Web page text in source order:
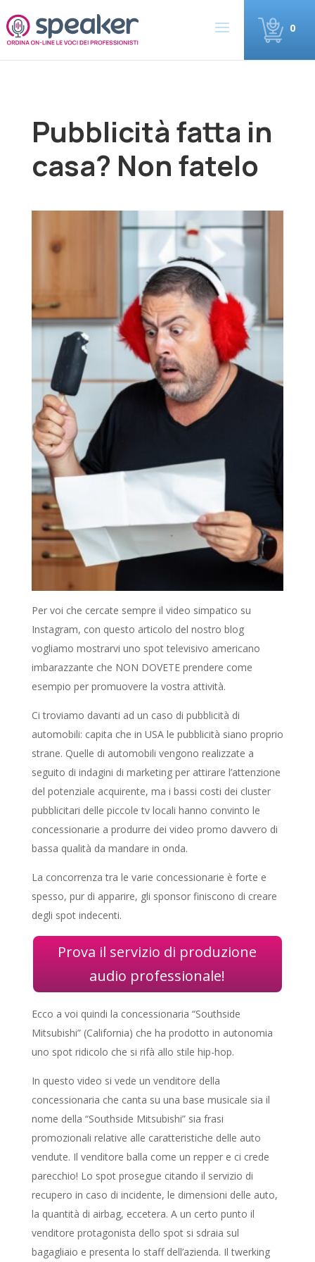
0
Pubblicità fatta in
casa? Non fatelo
Per voi che cercate sempre il video simpatico su
Instagram, con questo articolo del nostro blog
vogliamo mostrarvi uno spot televisivo americano
imbarazzante che NON DOVETE prendere come
esempio per promuovere la vostra attività.
Ci troviamo davanti ad un caso di pubblicità di
automobili: capita che in USA le pubblicità siano proprio
strane. Quelle di automobili vengono realizzate a
seguito di indagini di marketing per attirare l’attenzione
del potenziale acquirente, ma i bassi costi dei cluster
pubblicitari delle piccole tv locali hanno convinto le
concessionarie a produrre dei video promo davvero di
bassa qualità da mandare in onda.
La concorrenza tra le varie concessionarie è forte e
spesso, pur di apparire, gli sponsor finiscono di creare
degli spot indecenti.
Prova il servizio di produzione
audio professionale!
Ecco a voi quindi la concessionaria “Southside
Mitsubishi” (California) che ha prodotto in autonomia
uno spot ridicolo che si rifà allo stile hip-hop.
In questo video si vede un venditore della
concessionaria che canta su una base musicale sia il
nome della “Southside Mitsubishi” sia frasi
promozionali relative alle caratteristiche delle auto
vendute. Il venditore balla come un repper e ci crede
parecchio! Lo spot prosegue citando il servizio di
recupero in caso di incidente, le dimensioni delle auto,
la quantità di airbag, eccetera. A un certo punto il
venditore protagonista dello spot si sdraia sul
bagagliaio e presenta lo staff dell’azienda. Il twerking